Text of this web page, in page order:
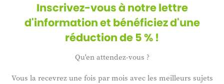
Inscrivez-vous à notre lettre
d'information et bénéficiez d'une
réduction de 5 % !
Qu'en attendez-vous ?
Vous la recevrez une fois par mois avec les meilleurs sujets